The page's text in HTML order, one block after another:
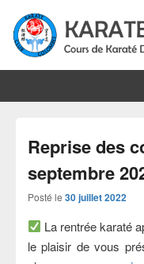
Karate Club
Reprise des
septembre
Posté le 30 juillet 2022
La rentrée karaté
le plaisir de vous